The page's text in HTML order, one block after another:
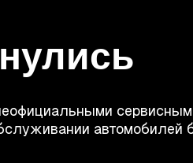
автомобилей